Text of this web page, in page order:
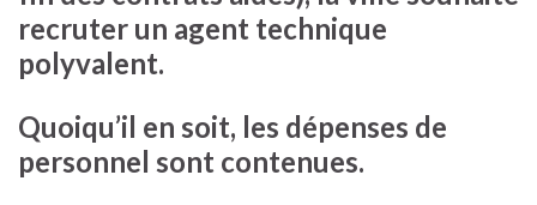
recruter un agent technique
polyvalent.
Quoiqu’il en soit, les dépenses de
personnel sont contenues.